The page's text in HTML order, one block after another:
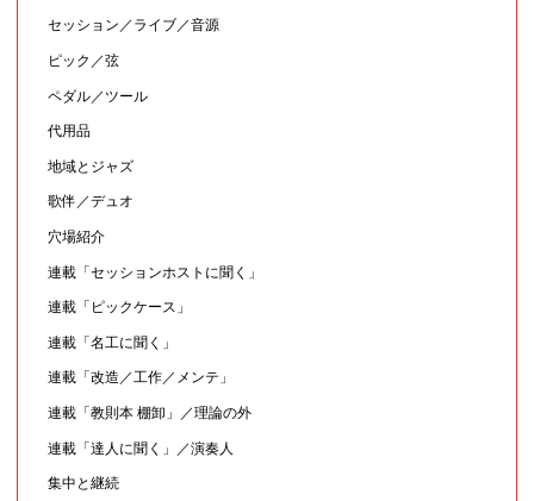
セッション／ライブ／音源
ピック／弦
ペダル／ツール
代用品
地域とジャズ
歌伴／デュオ
穴場紹介
連載「セッションホストに聞く」
連載「ピックケース」
連載「名工に聞く」
連載「改造／工作／メンテ」
連載「教則本 棚卸」／理論の外
連載「達人に聞く」／演奏人
集中と継続